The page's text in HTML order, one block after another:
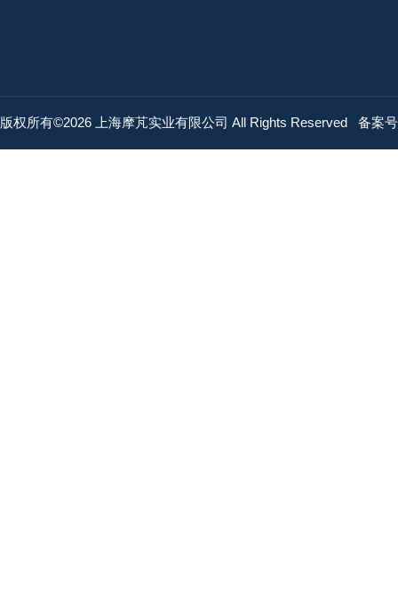
版权所有©2026 上海摩芃实业有限公司 All Rights Reserved 备案